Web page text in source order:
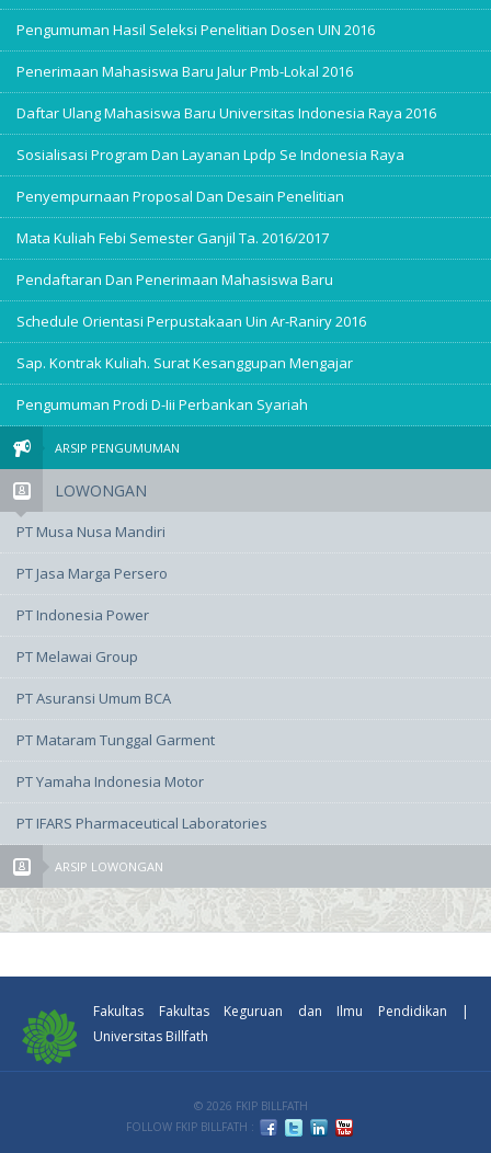
Pengumuman Hasil Seleksi Penelitian Dosen UIN 2016
Penerimaan Mahasiswa Baru Jalur Pmb-Lokal 2016
Daftar Ulang Mahasiswa Baru Universitas Indonesia Raya 2016
Sosialisasi Program Dan Layanan Lpdp Se Indonesia Raya
Penyempurnaan Proposal Dan Desain Penelitian
Mata Kuliah Febi Semester Ganjil Ta. 2016/2017
Pendaftaran Dan Penerimaan Mahasiswa Baru
Schedule Orientasi Perpustakaan Uin Ar-Raniry 2016
Sap. Kontrak Kuliah. Surat Kesanggupan Mengajar
Pengumuman Prodi D-Iii Perbankan Syariah
ARSIP PENGUMUMAN
LOWONGAN
PT Musa Nusa Mandiri
PT Jasa Marga Persero
PT Indonesia Power
PT Melawai Group
PT Asuransi Umum BCA
PT Mataram Tunggal Garment
PT Yamaha Indonesia Motor
PT IFARS Pharmaceutical Laboratories
ARSIP LOWONGAN
Fakultas Fakultas Keguruan dan Ilmu Pendidikan |
Universitas Billfath
© 2026 FKIP BILLFATH
FOLLOW FKIP BILLFATH :